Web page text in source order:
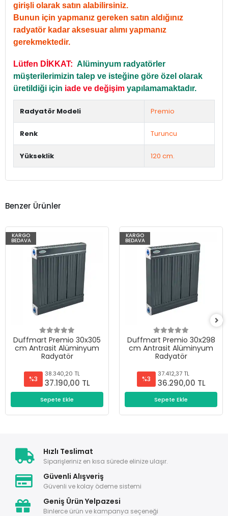
girişli olarak satın alabilirsiniz.
Bunun için yapmanız gereken satın aldığınız
radyatör kadar aksesuar alımı yapmanız
gerekmektedir.
Lütfen DİKKAT: Alüminyum radyatörler
müşterilerimizin talep ve isteğine göre özel olarak
üretildiği için iade ve değişim yapılamamaktadır.
Radyatör Modeli Premio
Renk Turuncu
Yükseklik 120 cm.
Benzer Ürünler
KARGO
BEDAVA
Duffmart Premio 30x305
cm Antrasit Alüminyum
Radyatör
%3
38.340,20 TL
37.190,00 TL
Sepete Ekle
KARGO
BEDAVA
Duffmart Premio 30x298
cm Antrasit Alüminyum
Radyatör
%3
37.412,37 TL
36.290,00 TL
Sepete Ekle
Hızlı Teslimat
Siparişleriniz en kısa sürede elinize ulaşır.
Güvenli Alışveriş
Güvenli ve kolay ödeme sistemi
Geniş Ürün Yelpazesi
Binlerce ürün ve kampanya seçeneği